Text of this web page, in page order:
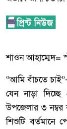
শাওন আহাম্মেদ=
“আমি বাঁচতে
যেন নাড়া দিচ্ছে
উপজেলার ৩ নম্বর
শিশুটি বর্তমানে